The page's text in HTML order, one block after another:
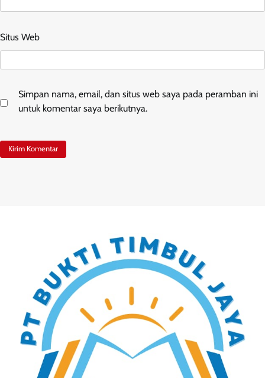
Situs Web
Simpan nama, email, dan situs web saya pada peramban ini
untuk komentar saya berikutnya.